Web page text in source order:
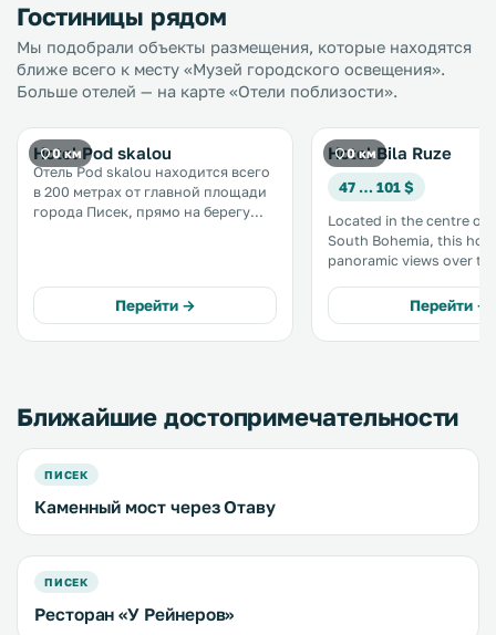
Гостиницы рядом
Мы подобрали объекты размещения, которые находятся
ближе всего к месту «Музей городского освещения».
Больше отелей — на карте «Отели поблизости».
0 км
Hotel Pod skalou
Отель Pod skalou находится всего
в 200 метрах от главной площади
города Писек, прямо на берегу
также общая кухня и ресторан-
Перейти →
0 км
Hotel Bila Ruze
47 … 101 $
Located in the centre of
South Bohemia, this
panoramic views over
entire property and free
parking is possible on
Перейти →
Ближайшие достопримечательности
ПИСЕК
Каменный мост через Отаву
ПИСЕК
Ресторан «У Рейнеров»